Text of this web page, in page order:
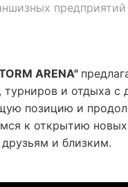
предприятий
ARENA"
турниров и отдыха
позицию и
к открытию
и близким.